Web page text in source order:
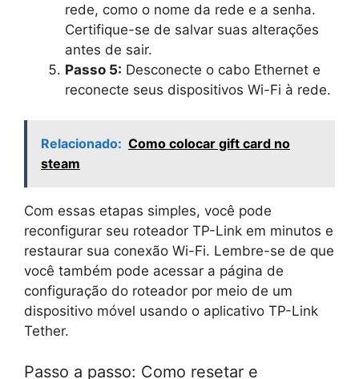
rede, como o nome da rede e a senha.
Certifique-se de salvar suas alterações
antes de sair.
Passo 5: Desconecte o cabo Ethernet e
reconecte seus dispositivos Wi-Fi à rede.
Relacionado: Como colocar gift card no
steam
Com essas etapas simples, você pode
reconfigurar seu roteador TP-Link em minutos e
restaurar sua conexão Wi-Fi. Lembre-se de que
você também pode acessar a página de
configuração do roteador por meio de um
dispositivo móvel usando o aplicativo TP-Link
Tether.
Passo a passo: Como resetar e